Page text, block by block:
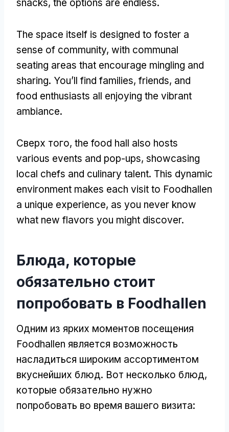
snacks, the options are endless.
The space itself is designed to foster a
sense of community, with communal
seating areas that encourage mingling and
sharing. You’ll find families, friends, and
food enthusiasts all enjoying the vibrant
ambiance.
Сверх того, the food hall also hosts
various events and pop-ups, showcasing
local chefs and culinary talent. This dynamic
environment makes each visit to Foodhallen
a unique experience, as you never know
what new flavors you might discover.
Блюда, которые
обязательно стоит
попробовать в Foodhallen
Одним из ярких моментов посещения
Foodhallen является возможность
насладиться широким ассортиментом
вкуснейших блюд. Вот несколько блюд,
которые обязательно нужно
попробовать во время вашего визита: